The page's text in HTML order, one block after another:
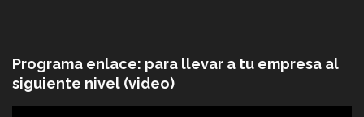
Programa enlace: para llevar a tu empresa al
siguiente nivel (video)